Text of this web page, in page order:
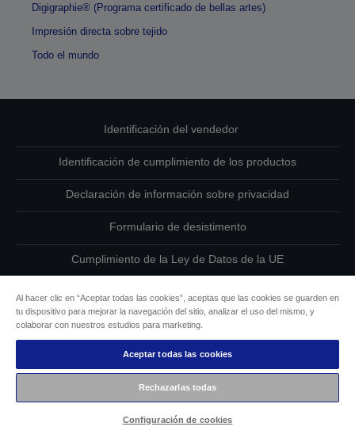
Digigraphie® (Programa certificado de bellas artes)
Impresión directa sobre tejido
Todo el mundo
Identificación del vendedor
Identificación de cumplimiento de los productos
Declaración de información sobre privacidad
Formulario de desistimento
Cumplimiento de la Ley de Datos de la UE
Información sobre cookies
Compromiso de accesibilidad de Epson
Copyright © 2026 Seiko Epson
Al hacer clic en “Aceptar todas las cookies”, aceptas que las cookies se guarden en
tu dispositivo para mejorar la navegación del sitio, analizar el uso del mismo, y
colaborar con nuestros estudios para marketing.
Aceptar todas las cookies
Rechazarlas todas
Configuración de cookies